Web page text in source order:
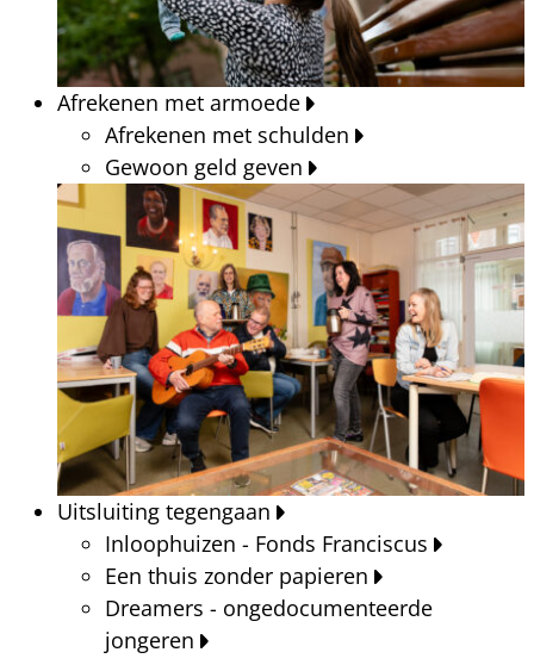
Afrekenen met armoede
Afrekenen met schulden
Gewoon geld geven
Uitsluiting tegengaan
Inloophuizen - Fonds Franciscus
Een thuis zonder papieren
Dreamers - ongedocumenteerde
jongeren